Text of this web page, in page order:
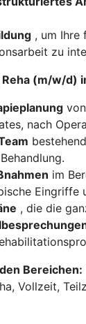
, um Ihre
zu
(m/w/d)
nach
im
Eingriffe
, die die
Bereichen:
Vollzeit,